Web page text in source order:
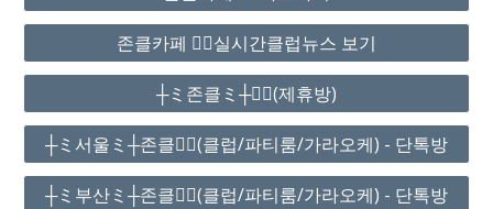
존클카페 ❤️‍🔥실시간클럽뉴스 보기
┼ミ존클ミ┼❤️‍🔥(제휴방)
┼ミ서울ミ┼존클❤️‍🔥(클럽/파티룸/가라오케) - 단톡방
┼ミ부산ミ┼존클❤️‍🔥(클럽/파티룸/가라오케) - 단톡방